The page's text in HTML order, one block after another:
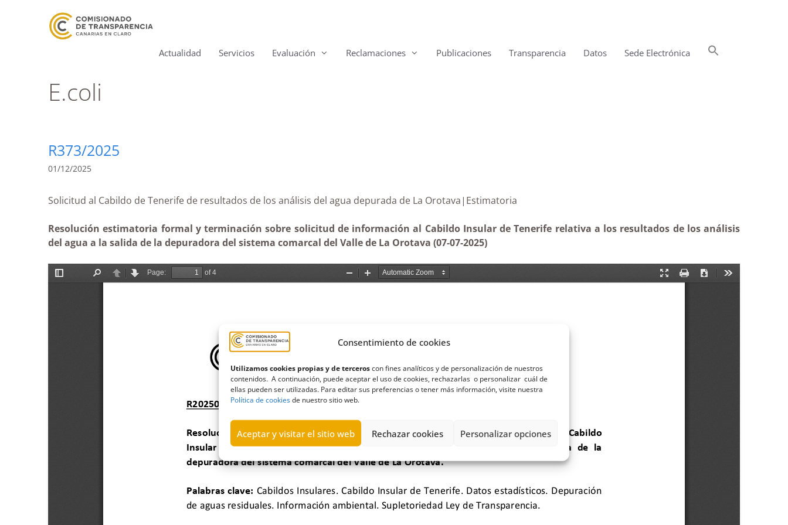
Consentimiento de cookies
Utilizamos cookies propias y de terceroscon fines analíticos y de personalización de nuestros
contenidos. A continuación, puede aceptar el uso de cookies, rechazarlas o personalizar cuál de
ellas pueden ser utilizadas. Para editar sus preferencias o tener más información, visite nuestra
Política de cookiesde nuestro sitio web.
Aceptar y visitar el sitio web Rechazar cookies Personalizar opciones
Actualidad Servicios Evaluación Reclamaciones Publicaciones Transparencia Datos Sede Electrónica
E.coli
R373/2025
01/12/2025
Solicitud al Cabildo de Tenerife de resultados de los análisis del agua depurada de La Orotava|Estimatoria
Resolución estimatoria formal y terminación sobre solicitud de información al Cabildo Insular de Tenerife relativa a los resultados de los análisis
del agua a la salida de la depuradora del sistema comarcal del Valle de La Orotava (07-07-2025)